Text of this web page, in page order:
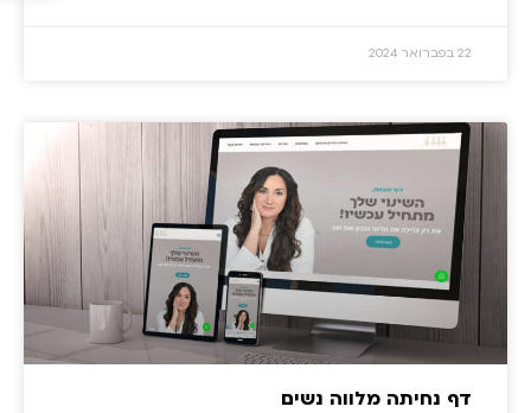
22 בפברואר 2024
דף נחיתה מלווה נשים